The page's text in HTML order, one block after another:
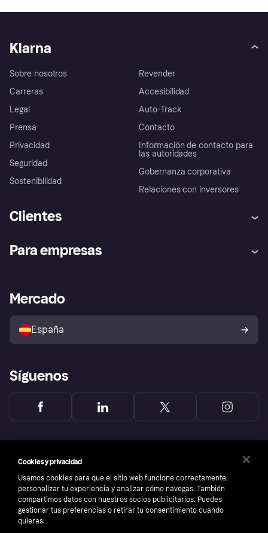
Klarna
Sobre nosotros
Carreras
Legal
Prensa
Privacidad
Seguridad
Sostenibilidad
Revender
Accesibilidad
Auto-Track
Contacto
Información de contacto para
las autoridades
Gobernanza corporativa
Relaciones con inversores
Clientes
Inicio de sesión
Directorio de tiendas
Política de protección al
comprador de Klarna
Reclamaciones
Para empresas
Acceso empresas
Mercado
España
Síguenos
Cookies y privacidad
Usamos cookies para que el sitio web funcione correctamente,
personalizar tu experiencia y analizar cómo navegas. También
compartimos datos con nuestros socios publicitarios. Puedes
gestionar tus preferencias o retirar tu consentimiento cuando
quieras.